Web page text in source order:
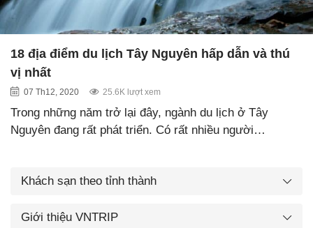
18 địa điểm du lịch Tây Nguyên hấp dẫn và thú
vị nhất
07 Th12, 2020 25.6K lượt xem
Trong những năm trở lại đây, ngành du lịch ở Tây
Nguyên đang rất phát triển. Có rất nhiều người…
Khách sạn theo tỉnh thành
Giới thiệu VNTRIP